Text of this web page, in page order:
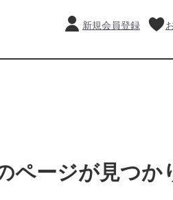
新規会員登録
ページが見つか